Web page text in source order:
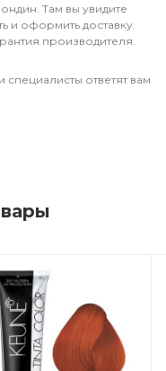
Там вы увидите
и оформить доставку.
производителя.
ответят вам